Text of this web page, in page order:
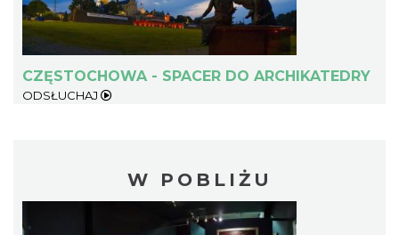
CZĘSTOCHOWA - SPACER DO ARCHIKATEDRY
ODSŁUCHAJ
W POBLIŻU